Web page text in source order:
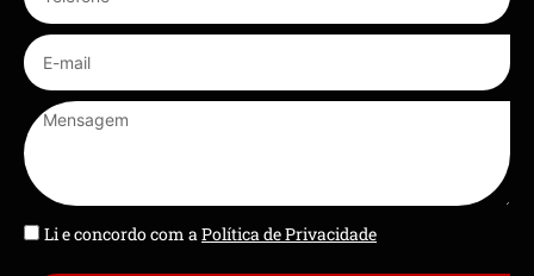
Li e concordo com aPolítica de Privacidade